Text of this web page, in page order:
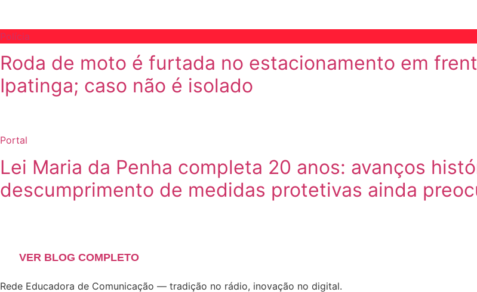
Polícia
Roda de moto é furtada no estacionamento em
Ipatinga; caso não é isolado
Portal
Lei Maria da Penha completa 20 anos: avanços
descumprimento de medidas protetivas ainda
VER BLOG COMPLETO
Rede Educadora de Comunicação — tradição no rádio, inovação no digital.